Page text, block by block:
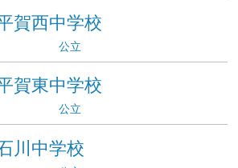
賀西中学校
公立
賀東中学校
公立
川中学校